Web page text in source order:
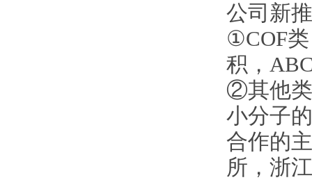
公司新
①COF
积，
②其他类
小分子
合作的
所，浙